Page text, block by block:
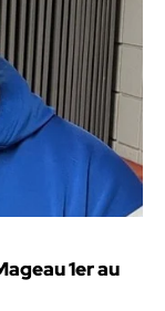
1er au